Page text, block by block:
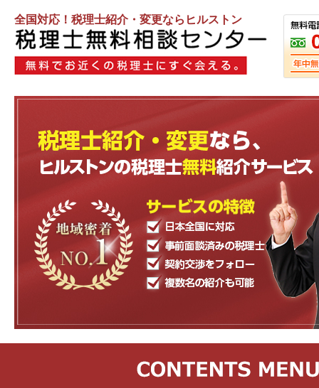
全国対応！税理士紹介・変更ならヒルストン